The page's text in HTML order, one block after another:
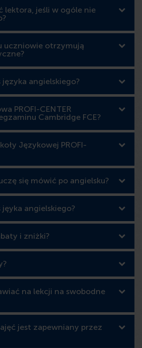
lektora, jeśli w ogóle nie
uczniowie otrzymują
angielskiego?
PROFI-CENTER
Cambridge FCE?
Językowej PROFI-
się mówić po angielsku?
angielskiego?
i zniżki?
na lekcji na swobodne
jest zapewniany przez